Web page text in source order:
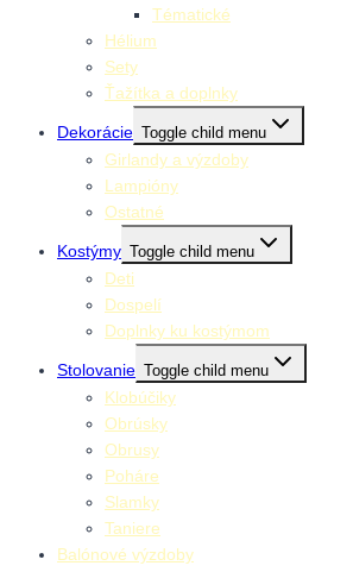
Tématické
Hélium
Sety
Ťažítka a doplnky
Dekorácie Toggle child menu
Girlandy a výzdoby
Lampióny
Ostatné
Kostýmy Toggle child menu
Deti
Dospelí
Doplnky ku kostýmom
Stolovanie Toggle child menu
Klobúčiky
Obrúsky
Obrusy
Poháre
Slamky
Taniere
Balónové výzdoby